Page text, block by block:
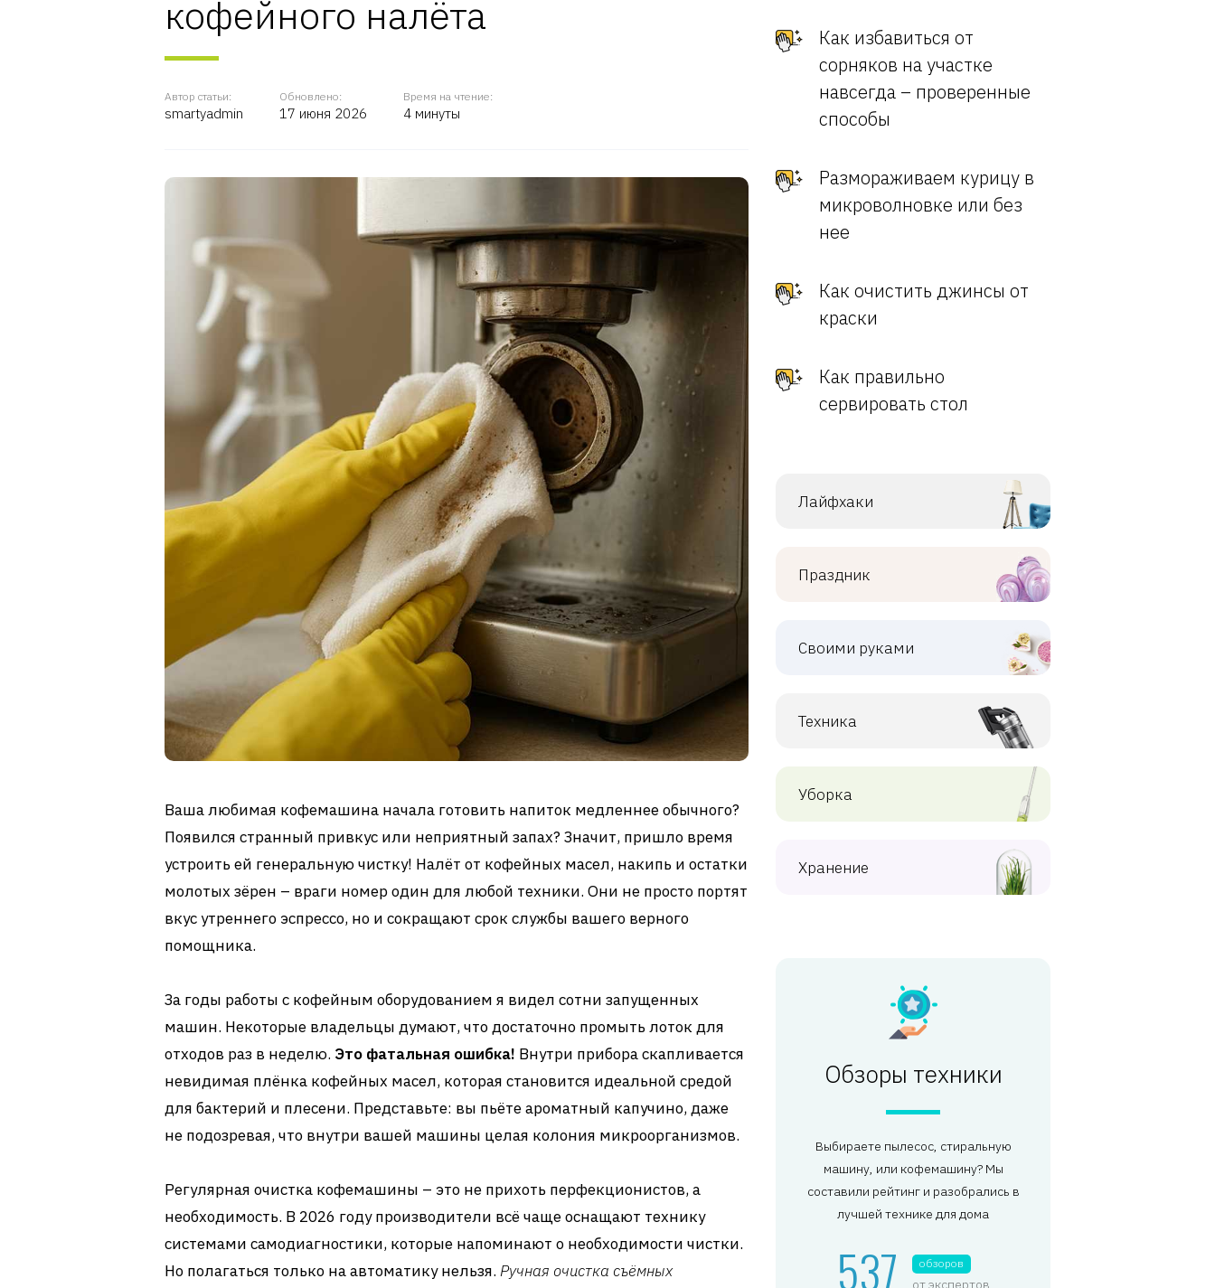
кофейного налёта
Автор статьи:
smartyadmin
Обновлено:
17 июня 2026
Время на чтение:
4 минуты
Ваша любимая кофемашина начала готовить напиток медленнее обычного?
Появился странный привкус или неприятный запах? Значит, пришло время
устроить ей генеральную чистку! Налёт от кофейных масел, накипь и остатки
молотых зёрен – враги номер один для любой техники. Они не просто портят
вкус утреннего эспрессо, но и сокращают срок службы вашего верного
помощника.
За годы работы с кофейным оборудованием я видел сотни запущенных
машин. Некоторые владельцы думают, что достаточно промыть лоток для
отходов раз в неделю. Это фатальная ошибка! Внутри прибора скапливается
невидимая плёнка кофейных масел, которая становится идеальной средой
для бактерий и плесени. Представьте: вы пьёте ароматный капучино, даже
не подозревая, что внутри вашей машины целая колония микроорганизмов.
Регулярная очистка кофемашины – это не прихоть перфекционистов, а
необходимость. В 2026 году производители всё чаще оснащают технику
системами самодиагностики, которые напоминают о необходимости чистки.
Но полагаться только на автоматику нельзя. Ручная очистка съёмных
Как избавиться от
сорняков на участке
навсегда – проверенные
способы
Размораживаем курицу в
микроволновке или без
нее
Как очистить джинсы от
краски
Как правильно
сервировать стол
Лайфхаки
Праздник
Своими руками
Техника
Уборка
Хранение
Обзоры техники
Выбираете пылесос, стиральную
машину, или кофемашину? Мы
составили рейтинг и разобрались в
лучшей технике для дома
537 обзоров
от экспертов